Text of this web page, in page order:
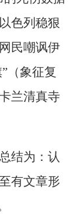
色列稳狠
民嘲讽伊
（象征复
兰清真寺
结为：认
有文章形